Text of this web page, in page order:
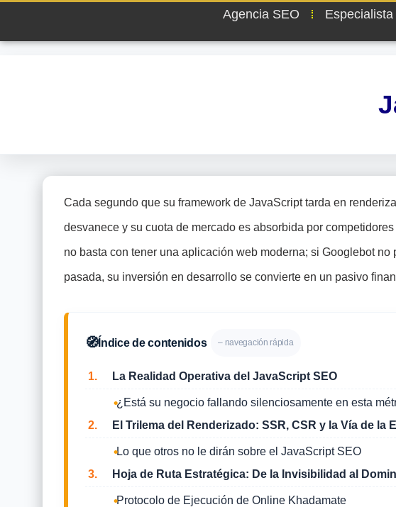
Agencia SEO
Cada segundo que su framework de JavaScript tarda en
desvanece y su cuota de mercado es absorbida por
no basta con tener una aplicación web moderna; si Googlebot
pasada, su inversión en desarrollo se convierte en un pasivo
🧭Índice de contenidos – navegación rápida
1. La Realidad Operativa del JavaScript SEO
¿Está su negocio fallando silenciosamente en esta
2.
El Trilema del Renderizado: SSR, CSR y la Vía de la
Lo que otros no le dirán sobre el JavaScript SEO
3.
Hoja de Ruta Estratégica: De la Invisibilidad al
Protocolo de Ejecución de Online Khadamate